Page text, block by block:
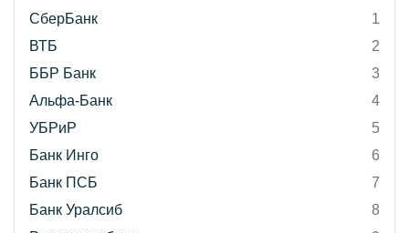
СберБанк
1
ВТБ
2
ББР Банк
3
Альфа-Банк
4
УБРиР
5
Банк Инго
6
Банк ПСБ
7
Банк Уралсиб
8